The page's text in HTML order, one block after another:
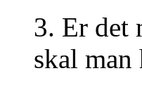
3. Er det
skal